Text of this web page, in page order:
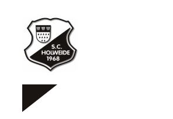
Inhalt
springen